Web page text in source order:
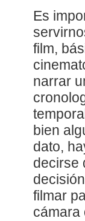
Es
film,
narrar
bien
dato,
decirse
filmar
cámara